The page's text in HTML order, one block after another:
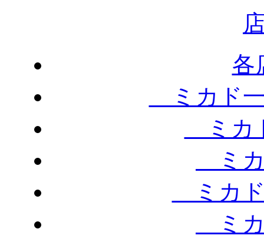
各
ミカド
ミカ
ミカ
ミカド
ミカ